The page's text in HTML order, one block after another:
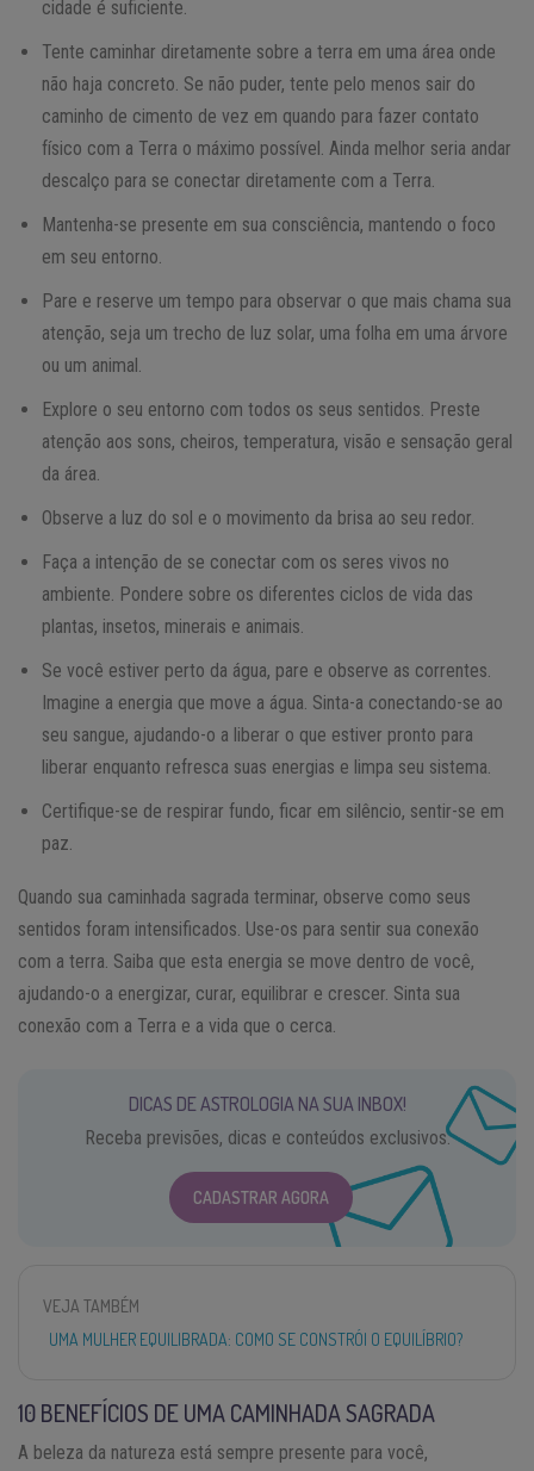
cidade é suficiente.
Tente caminhar diretamente sobre a terra em uma área onde
não haja concreto. Se não puder, tente pelo menos sair do
caminho de cimento de vez em quando para fazer contato
físico com a Terra o máximo possível. Ainda melhor seria andar
descalço para se conectar diretamente com a Terra.
Mantenha-se presente em sua consciência, mantendo o foco
em seu entorno.
Pare e reserve um tempo para observar o que mais chama sua
atenção, seja um trecho de luz solar, uma folha em uma árvore
ou um animal.
Explore o seu entorno com todos os seus sentidos. Preste
atenção aos sons, cheiros, temperatura, visão e sensação geral
da área.
Observe a luz do sol e o movimento da brisa ao seu redor.
Faça a intenção de se conectar com os seres vivos no
ambiente. Pondere sobre os diferentes ciclos de vida das
plantas, insetos, minerais e animais.
Se você estiver perto da água, pare e observe as correntes.
Imagine a energia que move a água. Sinta-a conectando-se ao
seu sangue, ajudando-o a liberar o que estiver pronto para
liberar enquanto refresca suas energias e limpa seu sistema.
Certifique-se de respirar fundo, ficar em silêncio, sentir-se em
paz.
Quando sua caminhada sagrada terminar, observe como seus
sentidos foram intensificados. Use-os para sentir sua conexão
com a terra. Saiba que esta energia se move dentro de você,
ajudando-o a energizar, curar, equilibrar e crescer. Sinta sua
conexão com a Terra e a vida que o cerca.
DICAS DE ASTROLOGIA NA SUA INBOX!
Receba previsões, dicas e conteúdos exclusivos.
CADASTRAR AGORA
VEJA TAMBÉM
UMA MULHER EQUILIBRADA: COMO SE CONSTRÓI O EQUILÍBRIO?
10 BENEFÍCIOS DE UMA CAMINHADA SAGRADA
A beleza da natureza está sempre presente para você,